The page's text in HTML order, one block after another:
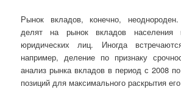
Рынок вкладов, конечно,
делят на рынок вкладов населения
юридических лиц. Иногда
например, деление по признаку
анализ рынка вкладов в период с 2008
позиций для максимального раскрытия